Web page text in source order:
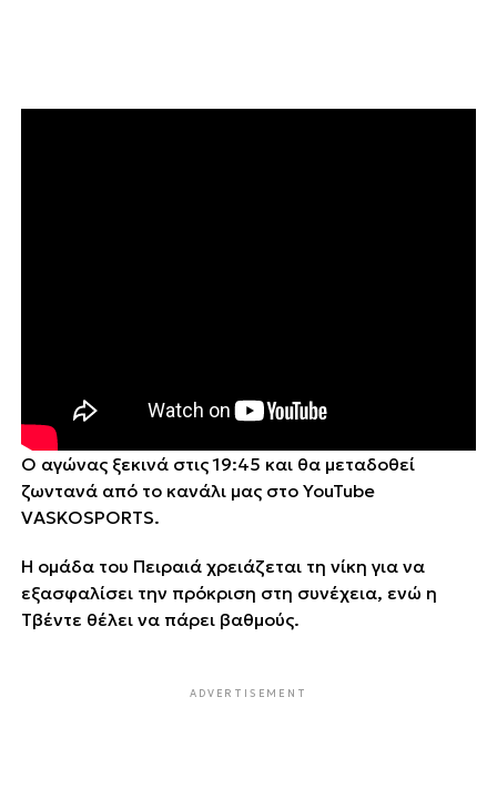
Ο αγώνας ξεκινά στις 19:45 και θα μεταδοθεί
ζωντανά από το κανάλι μας στο YouTube
VASKOSPORTS.
Η ομάδα του Πειραιά χρειάζεται τη νίκη για να
εξασφαλίσει την πρόκριση στη συνέχεια, ενώ η
Τβέντε θέλει να πάρει βαθμούς.
ADVERTISEMENT